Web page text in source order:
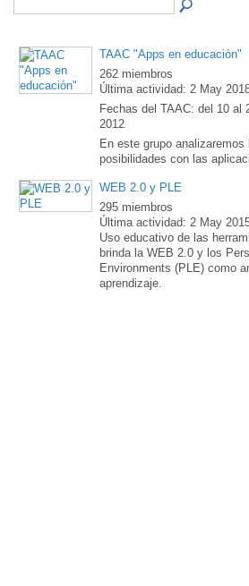
TAAC "Apps en educación"
262 miembros
Última actividad: 2 May
Fechas del TAAC: del 10 al
2012
En este grupo
posibilidades con las
WEB 2.0 y PLE
295 miembros
Última actividad: 2 May
Uso educativo de las
brinda la WEB 2.0 y los
Environments (PLE) como
aprendizaje.